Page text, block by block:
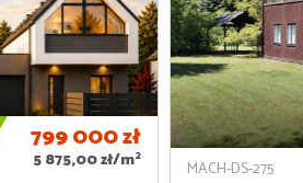
799 000zł
5 875,00 zł/m2
MACH-DS-275